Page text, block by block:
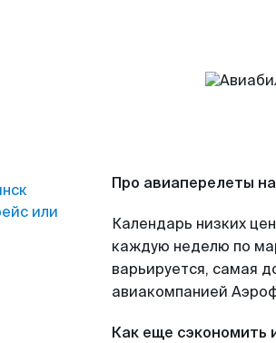
или
Про авиаперелеты
Календарь низких
каждую неделю по
варьируется, самая
авиакомпанией
Как еще сэкономить